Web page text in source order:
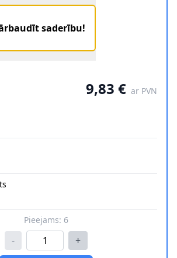
saderību!
9,83 € ar PVN
Pieejams: 6
- +